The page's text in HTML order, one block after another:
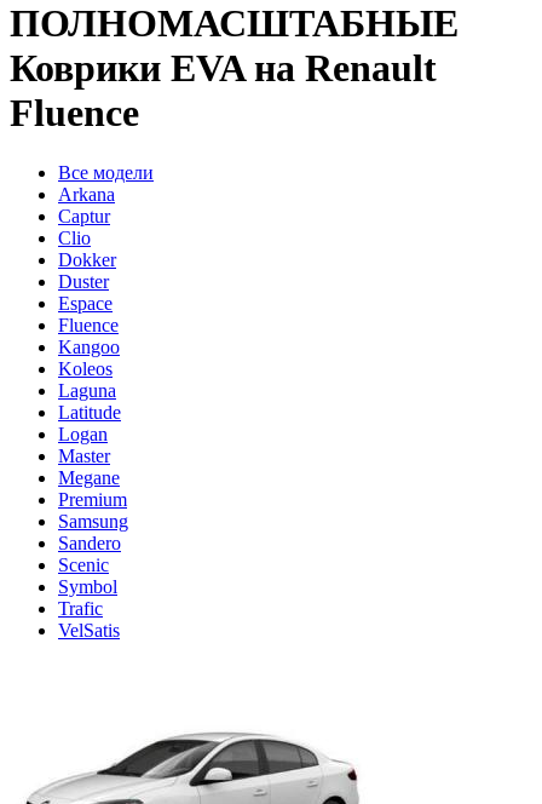
ПОЛНОМАСШТАБНЫЕ
Коврики EVA на Renault
Fluence
Все модели
Arkana
Captur
Clio
Dokker
Duster
Espace
Fluence
Kangoo
Koleos
Laguna
Latitude
Logan
Master
Megane
Premium
Samsung
Sandero
Scenic
Symbol
Trafic
VelSatis